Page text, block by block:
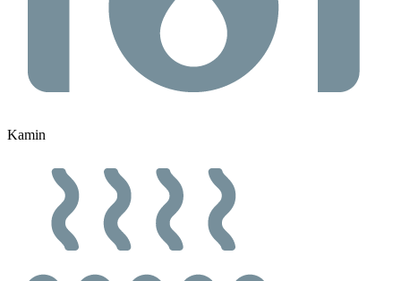
Kamin